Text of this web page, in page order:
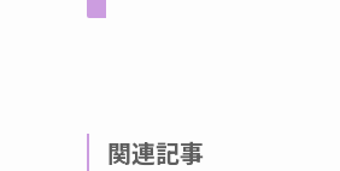
関連記事